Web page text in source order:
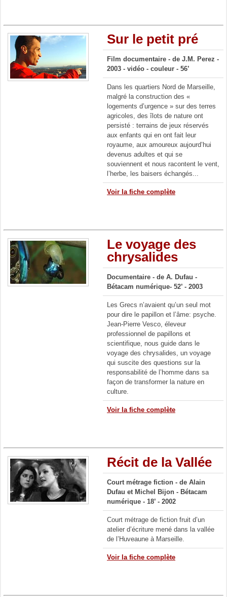
Sur le petit pré
Film documentaire - de J.M. Perez -
2003 - vidéo - couleur - 56’
Dans les quartiers Nord de Marseille,
malgré la construction des «
logements d’urgence » sur des terres
agricoles, des îlots de nature ont
persisté : terrains de jeux réservés
aux enfants qui en ont fait leur
royaume, aux amoureux aujourd’hui
devenus adultes et qui se
souviennent et nous racontent le vent,
l’herbe, les baisers échangés...
Voir la fiche complète
Le voyage des
chrysalides
Documentaire - de A. Dufau -
Bétacam numérique- 52’ - 2003
Les Grecs n’avaient qu’un seul mot
pour dire le papillon et l’âme: psyche.
Jean-Pierre Vesco, éleveur
professionnel de papillons et
scientifique, nous guide dans le
voyage des chrysalides, un voyage
qui suscite des questions sur la
responsabilité de l’homme dans sa
façon de transformer la nature en
culture.
Voir la fiche complète
Récit de la Vallée
Court métrage fiction - de Alain
Dufau et Michel Bijon - Bétacam
numérique - 18’ - 2002
Court métrage de fiction fruit d’un
atelier d’écriture mené dans la vallée
de l’Huveaune à Marseille.
Voir la fiche complète